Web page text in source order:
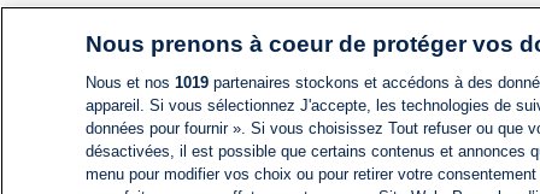
Nous prenons à coeur de protéger vos
Nous et nos 1019partenaires stockons et accédons à des
appareil. Si vous sélectionnez J'accepte, les technologies de
données pour fournir ». Si vous choisissez Tout refuser ou
désactivées, il est possible que certains contenus et annonces
menu pour modifier vos choix ou pour retirer votre